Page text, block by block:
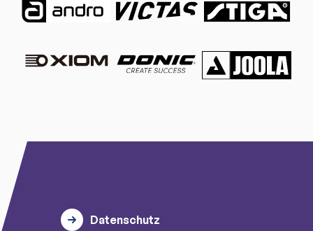
Datenschutz